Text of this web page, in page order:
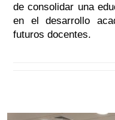
de consolidar una
en el desarrollo
futuros docentes.